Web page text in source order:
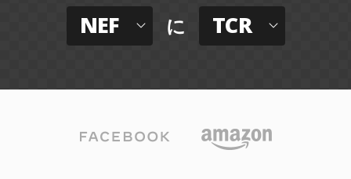
NEF に TCR